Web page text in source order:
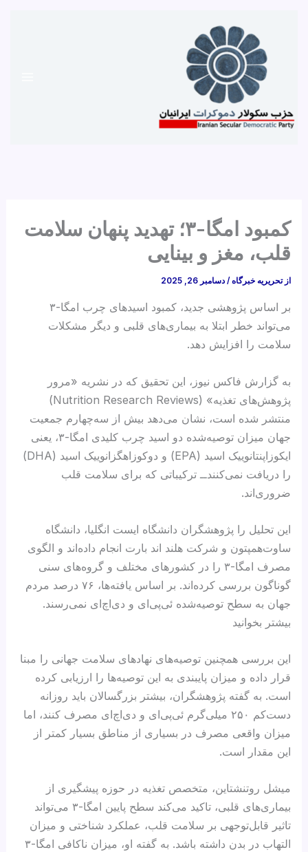
کمبود امگا-۳؛ تهدید پنهان سلامت
قلب، مغز و بینایی
از تحریریه خبرگاه/دسامبر 26, 2025
بر اساس پژوهشی جدید، کمبود اسیدهای چرب امگا-۳
می‌تواند خطر ابتلا به بیماری‌های قلبی و دیگر مشکلات
سلامت را افزایش دهد.
به گزارش فاکس نیوز، این تحقیق که در نشریه «مرور
پژوهش‌های تغذیه» (Nutrition Research Reviews)
منتشر شده است، نشان می‌دهد بیش از سه‌چهارم جمعیت
جهان میزان توصیه‌شده دو اسید چرب کلیدی امگا-۳، یعنی
ایکوزاپنتانوییک اسید (EPA) و دوکوزاهگزانوییک اسید (DHA)
را دریافت نمی‌کنند‌ــ ترکیباتی که برای سلامت قلب
ضروری‌اند.
این تحلیل را پژوهشگران دانشگاه ایست انگلیا، دانشگاه
ساوت‌همپتون و شرکت هلند اند بارت انجام داده‌اند و الگوی
مصرف امگا-۳ را در کشورهای مختلف و گروه‌های سنی
گوناگون بررسی کرده‌اند. بر اساس یافته‌ها، ۷۶ درصد مردم
جهان به سطح توصیه‌شده ئی‌پی‌ای و دی‌اچ‌‌ای نمی‌رسند.
بیشتر بخوانید
این بررسی همچنین توصیه‌های نهادهای سلامت جهانی را مبنا
قرار داده و میزان پایبندی به این توصیه‌ها را ارزیابی کرده
است. به گفته پژوهشگران، بیشتر بزرگسالان باید روزانه
دست‌کم ۲۵۰ میلی‌گرم ئی‌پی‌ای و دی‌اچ‌ای مصرف کنند، اما
میزان واقعی مصرف در بسیاری از مناطق بسیار کمتر از
این مقدار است.
میشل روتنشتاین، متخصص تغذیه در حوزه پیشگیری از
بیماری‌های قلبی، تاکید می‌کند سطح پایین امگا-۳ می‌تواند
تاثیر قابل‌توجهی بر سلامت قلب، عملکرد شناختی و میزان
التهاب در بدن داشته باشد. به گفته او، میزان ناکافی امگا-۳